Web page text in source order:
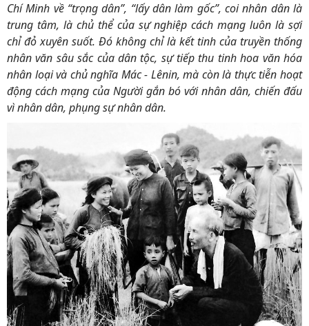
Chí Minh về “trọng dân”, “lấy dân làm gốc”, coi nhân dân là
trung tâm, là chủ thể của sự nghiệp cách mạng luôn là sợi
chỉ đỏ xuyên suốt. Đó không chỉ là kết tinh của truyền thống
nhân văn sâu sắc của dân tộc, sự tiếp thu tinh hoa văn hóa
nhân loại và chủ nghĩa Mác - Lênin, mà còn là thực tiễn hoạt
động cách mạng của Người gắn bó với nhân dân, chiến đấu
vì nhân dân, phụng sự nhân dân.